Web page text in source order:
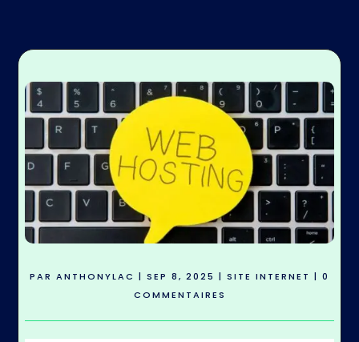
PAR ANTHONYLAC | SEP 8, 2025 | SITE INTERNET | 0
COMMENTAIRES